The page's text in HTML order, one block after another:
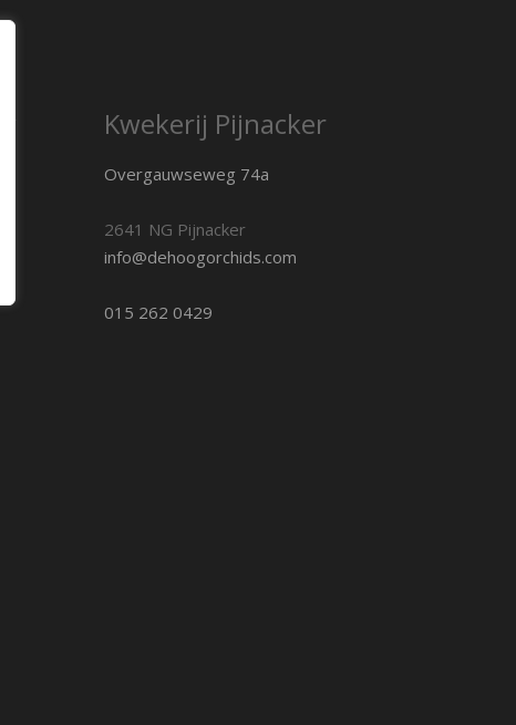
Kwekerij Pijnacker
Overgauwseweg 74a
2641 NG Pijnacker
info@dehoogorchids.com
015 262 0429